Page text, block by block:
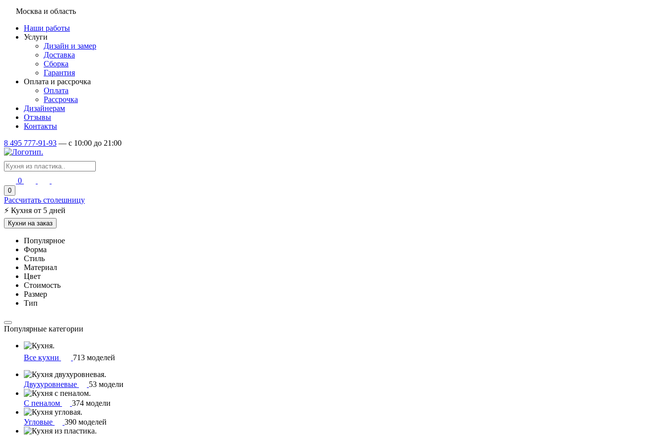
Москва и область
Наши работы
Услуги
Дизайн и замер
Доставка
Сборка
Гарантия
Оплата и рассрочка
Оплата
Рассрочка
Дизайнерам
Отзывы
Контакты
8 495 777-91-93 — c 10:00 до 21:00
0
0
Рассчитать столешницу
⚡ Кухня от 5 дней
Кухни на заказ
Популярное
Форма
Стиль
Материал
Цвет
Стоимость
Размер
Тип
Популярные категории
Все кухни 713 моделей
Двухуровневые 53 модели
С пеналом 374 модели
Угловые 390 моделей